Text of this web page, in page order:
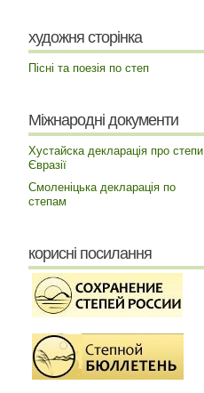
художня сторінка
Пісні та поезія по степ
Міжнародні документи
Хустайска декларація про степи
Євразії
Смоленіцька декларація по
степам
корисні посилання